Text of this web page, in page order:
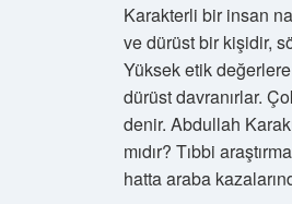
Karakterli bir insan
ve dürüst bir kişidir,
Yüksek etik
dürüst davranırlar.
denir. Abdullah
mıdır? Tıbbi
hatta araba